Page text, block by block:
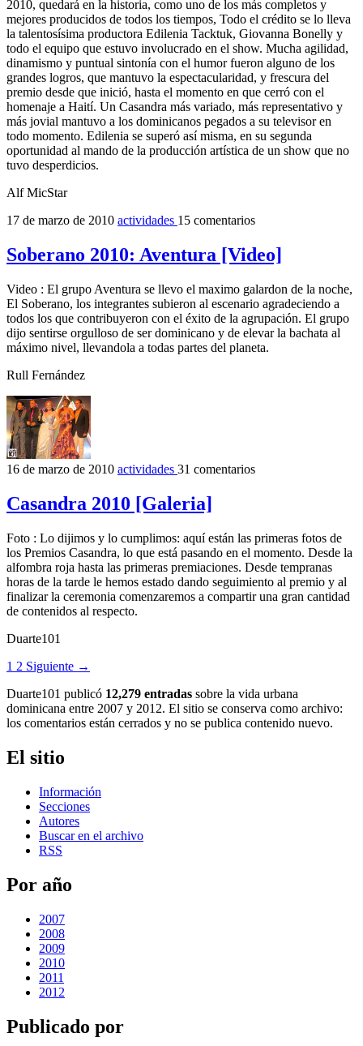
2010, quedará en la historia, como uno de los más completos y
mejores producidos de todos los tiempos, Todo el crédito se lo lleva
la talentosísima productora Edilenia Tacktuk, Giovanna Bonelly y
todo el equipo que estuvo involucrado en el show. Mucha agilidad,
dinamismo y puntual sintonía con el humor fueron alguno de los
grandes logros, que mantuvo la espectacularidad, y frescura del
premio desde que inició, hasta el momento en que cerró con el
homenaje a Haití. Un Casandra más variado, más representativo y
más jovial mantuvo a los dominicanos pegados a su televisor en
todo momento. Edilenia se superó así misma, en su segunda
oportunidad al mando de la producción artística de un show que no
tuvo desperdicios.
Alf MicStar
17 de marzo de 2010 actividades 15 comentarios
Soberano 2010: Aventura [Video]
Video : El grupo Aventura se llevo el maximo galardon de la noche,
El Soberano, los integrantes subieron al escenario agradeciendo a
todos los que contribuyeron con el éxito de la agrupación. El grupo
dijo sentirse orgulloso de ser dominicano y de elevar la bachata al
máximo nivel, llevandola a todas partes del planeta.
Rull Fernández
16 de marzo de 2010 actividades 31 comentarios
Casandra 2010 [Galeria]
Foto : Lo dijimos y lo cumplimos: aquí están las primeras fotos de
los Premios Casandra, lo que está pasando en el momento. Desde la
alfombra roja hasta las primeras premiaciones. Desde tempranas
horas de la tarde le hemos estado dando seguimiento al premio y al
finalizar la ceremonia comenzaremos a compartir una gran cantidad
de contenidos al respecto.
Duarte101
1 2 Siguiente →
Duarte101 publicó 12,279 entradas sobre la vida urbana
dominicana entre 2007 y 2012. El sitio se conserva como archivo:
los comentarios están cerrados y no se publica contenido nuevo.
El sitio
Información
Secciones
Autores
Buscar en el archivo
RSS
Por año
2007
2008
2009
2010
2011
2012
Publicado por